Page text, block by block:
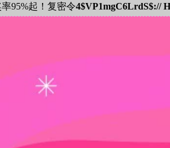
95%起！复密令4$VP1mgC6LrdS$://